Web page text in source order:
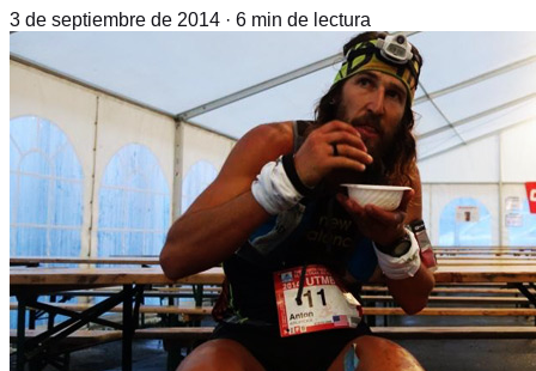
3 de septiembre de 2014 · 6 min de lectura